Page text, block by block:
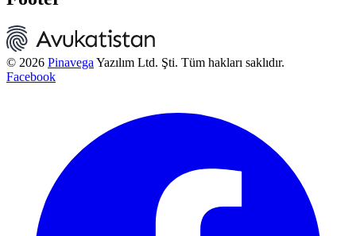
© 2026 Pinavega Yazılım Ltd. Şti. Tüm hakları saklıdır.
Facebook